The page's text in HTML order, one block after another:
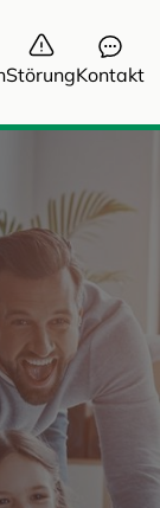
StörungKontakt